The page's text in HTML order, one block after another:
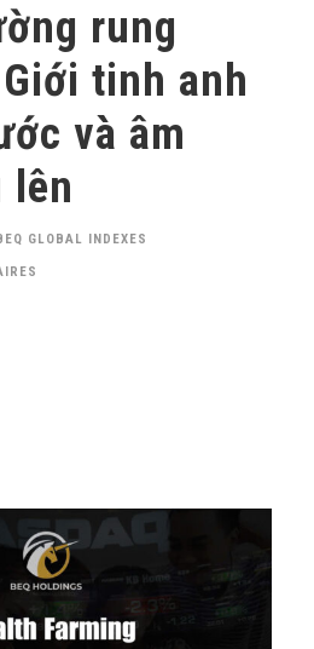
rung
tinh anh
và âm
lên
GLOBAL INDEXES